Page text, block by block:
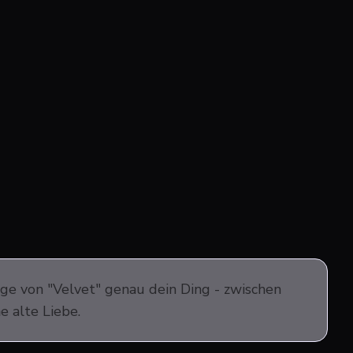
von "Velvet" genau dein Ding - zwischen
alte Liebe.